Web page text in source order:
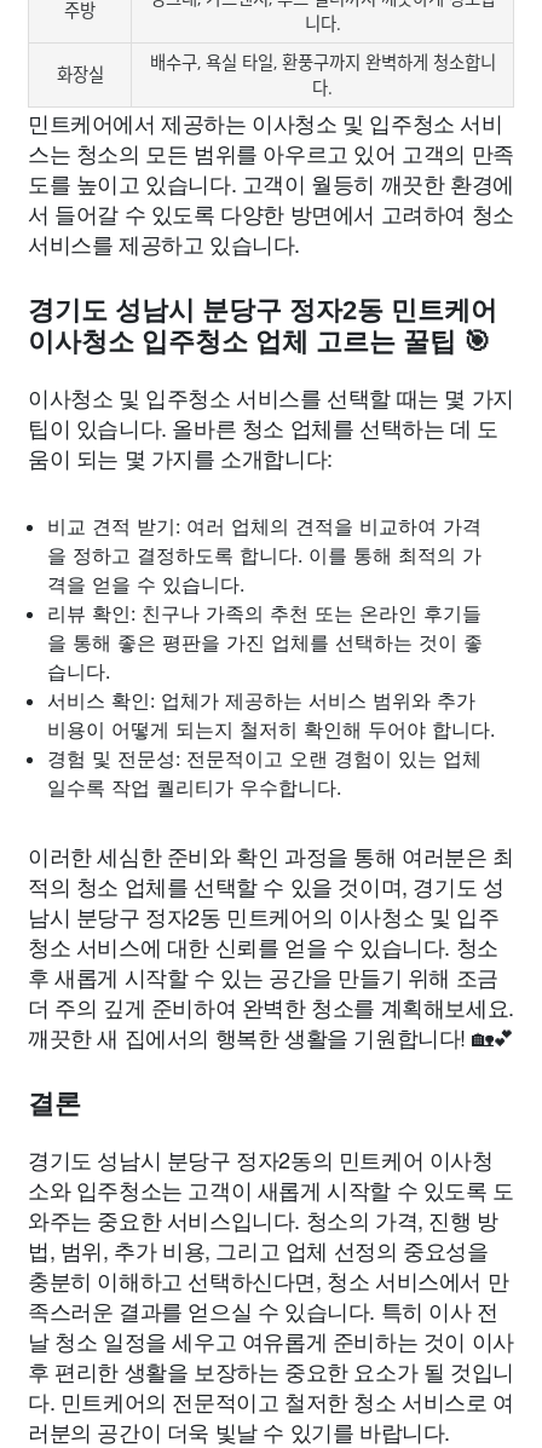
주방
니다.
화장실
배수구, 욕실 타일, 환풍구까지 완벽하게 청소합니
다.
민트케어에서 제공하는 이사청소 및 입주청소 서비
스는 청소의 모든 범위를 아우르고 있어 고객의 만족
도를 높이고 있습니다. 고객이 월등히 깨끗한 환경에
서 들어갈 수 있도록 다양한 방면에서 고려하여 청소
서비스를 제공하고 있습니다.
경기도 성남시 분당구 정자2동 민트케어
이사청소 입주청소 업체 고르는 꿀팁 🎯
이사청소 및 입주청소 서비스를 선택할 때는 몇 가지
팁이 있습니다. 올바른 청소 업체를 선택하는 데 도
움이 되는 몇 가지를 소개합니다:
비교 견적 받기: 여러 업체의 견적을 비교하여 가격
을 정하고 결정하도록 합니다. 이를 통해 최적의 가
격을 얻을 수 있습니다.
리뷰 확인: 친구나 가족의 추천 또는 온라인 후기들
을 통해 좋은 평판을 가진 업체를 선택하는 것이 좋
습니다.
서비스 확인: 업체가 제공하는 서비스 범위와 추가
비용이 어떻게 되는지 철저히 확인해 두어야 합니다.
경험 및 전문성: 전문적이고 오랜 경험이 있는 업체
일수록 작업 퀄리티가 우수합니다.
이러한 세심한 준비와 확인 과정을 통해 여러분은 최
적의 청소 업체를 선택할 수 있을 것이며, 경기도 성
남시 분당구 정자2동 민트케어의 이사청소 및 입주
청소 서비스에 대한 신뢰를 얻을 수 있습니다. 청소
후 새롭게 시작할 수 있는 공간을 만들기 위해 조금
더 주의 깊게 준비하여 완벽한 청소를 계획해보세요.
깨끗한 새 집에서의 행복한 생활을 기원합니다! 🏡💕
결론
경기도 성남시 분당구 정자2동의 민트케어 이사청
소와 입주청소는 고객이 새롭게 시작할 수 있도록 도
와주는 중요한 서비스입니다. 청소의 가격, 진행 방
법, 범위, 추가 비용, 그리고 업체 선정의 중요성을
충분히 이해하고 선택하신다면, 청소 서비스에서 만
족스러운 결과를 얻으실 수 있습니다. 특히 이사 전
날 청소 일정을 세우고 여유롭게 준비하는 것이 이사
후 편리한 생활을 보장하는 중요한 요소가 될 것입니
다. 민트케어의 전문적이고 철저한 청소 서비스로 여
러분의 공간이 더욱 빛날 수 있기를 바랍니다.